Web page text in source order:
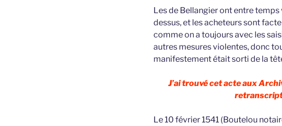
Les de Bellangier ont entre temps
dessus, et les acheteurs sont
comme on a toujours avec les
autres mesures violentes, donc
manifestement était sorti de la
J’ai trouvé cet acte aux
Le 10 février 1541 (Boutelou